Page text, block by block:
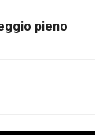
pieno